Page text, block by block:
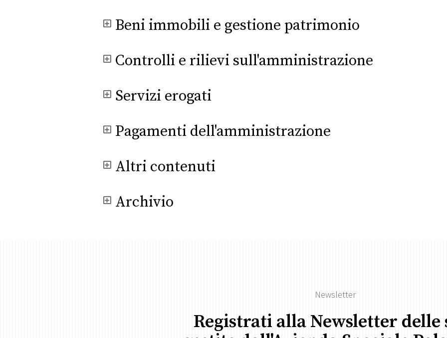
Beni immobili e gestione patrimonio
Controlli e rilievi sull'amministrazione
Servizi erogati
Pagamenti dell'amministrazione
Altri contenuti
Archivio
Newsletter
Registrati alla Newsletter delle